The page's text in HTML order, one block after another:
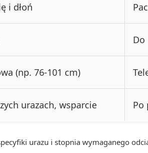
i dłoń
Do
(np. 76-101 cm)
urazach, wsparcie Po
urazu i stopnia wymaganego